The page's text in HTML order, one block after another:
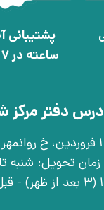
ساعته در 7 روز هفته
دفتر مرکز
اوّل، پلاک 1 - زمان